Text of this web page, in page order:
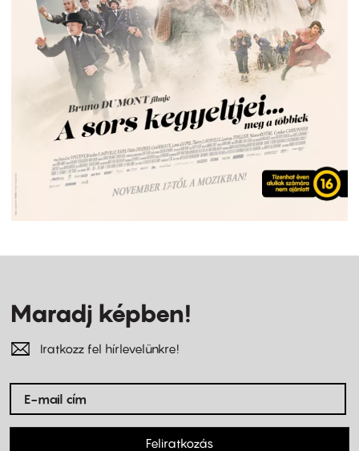
Maradj képben!
Iratkozz fel hírlevelünkre!
Feliratkozás